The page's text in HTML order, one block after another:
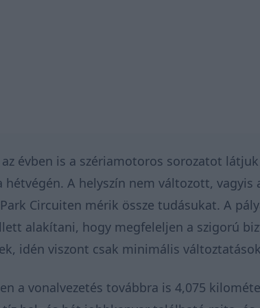
évben is a szériamotoros sorozatot
hétvégén. A helyszín nem változott, vagyis
Circuiten mérik össze tudásukat. A
alakítani, hogy megfeleljen a szigorú
idén viszont csak minimális
a vonalvezetés továbbra is 4,075